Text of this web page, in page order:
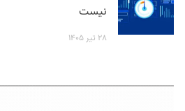
نیست
۲۸ تیر ۱۴۰۵